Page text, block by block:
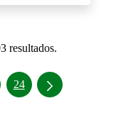
resultados.
Pages Use
24